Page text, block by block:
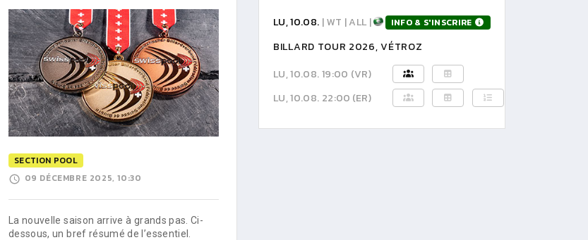
SECTION POOL
09 DÉCEMBRE 2025, 10:30
La nouvelle saison arrive à grands pas. Ci-
dessous, un bref résumé de l’essentiel.
LU, 10.08. | WT | ALL | INFO & S'INSCRIRE
BILLARD TOUR 2026, VÉTROZ
LU, 10.08. 19:00 (VR)
LU, 10.08. 22:00 (ER)